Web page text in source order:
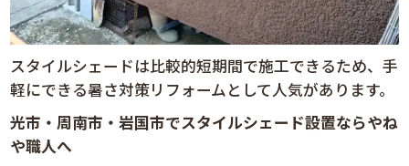
スタイルシェードは比較的短期間で施工できるため、手
軽にできる暑さ対策リフォームとして人気があります。
光市・周南市・岩国市でスタイルシェード設置ならやね
や職人へ